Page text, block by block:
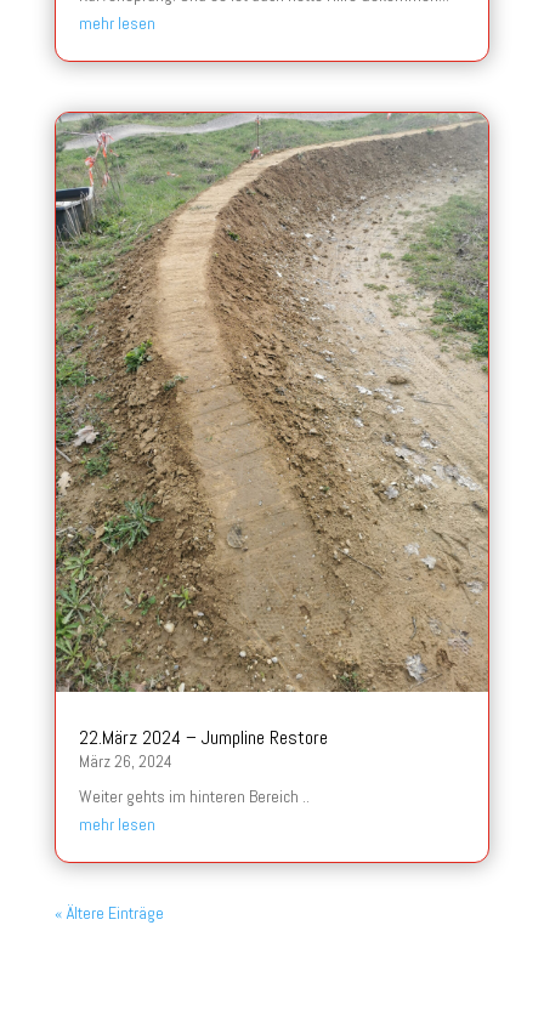
mehr lesen
22.März 2024 – Jumpline Restore
März 26, 2024
Weiter gehts im hinteren Bereich ..
mehr lesen
« Ältere Einträge